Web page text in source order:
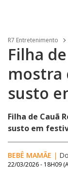
R7 Entretenimento
Filha
mostra
susto
Filha de Cauã
susto em
BEBÊ MAMÃE |
22/03/2026 - 18H09